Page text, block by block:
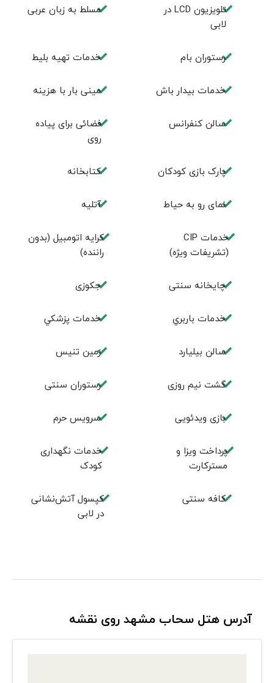
تلويزيون LCD در
لابی
مسلط به زبان عربی
رستوران بام خدمات تهيه بليط
خدمات بیدار باش مینی بار با هزینه
سالن كنفرانس
فضائی برای پياده
روی
پارک بازی كودكان كتابخانه
نمای رو به حیاط آتلیه
خدمات CIP
(تشریفات ویژه)
کرایه اتومبیل (بدون
راننده)
چايخانه سنتی جكوزی
خدمات باربري خدمات پزشكي
سالن بيليارد زمين تنيس
گشت نیم روزی رستوران سنتی
بازی ویدئویی سرویس حرم
پرداخت ویزا و
مسترکارت
خدمات نگهداری
کودک
کافه سنتی
کپسول آتش‌نشانی
در لابی
آدرس هتل سحاب مشهد روی نقشه